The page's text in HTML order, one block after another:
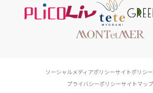
ソーシャルメディアポリシーサイトポリシー
プライバシーポリシーサイトマップ